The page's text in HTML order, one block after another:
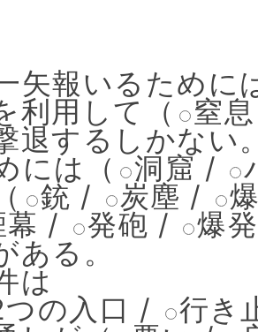
矢報いるために
利用して
（ 窒息
退するしかない
には
（ 洞窟 /
（ 銃 / 炭塵 /
幕 / 発砲 /
爆発
ある。
は
の入口 /
行き